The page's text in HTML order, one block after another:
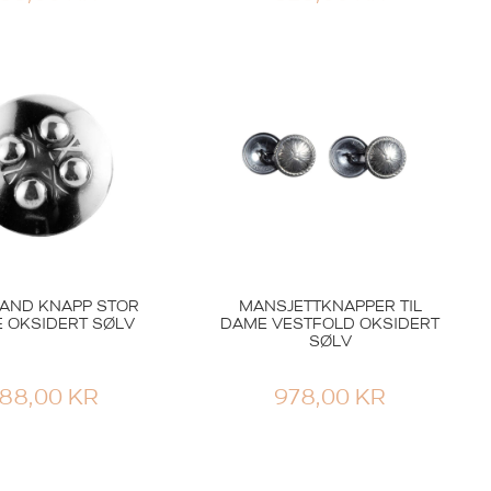
KNAPP STOR
OKSIDERT SØLV
KR
MANSJETTKNAPPER TIL
DAME VESTFOLD OKSIDERT
SØLV
978,00 KR